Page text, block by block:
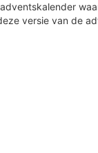
versie van de